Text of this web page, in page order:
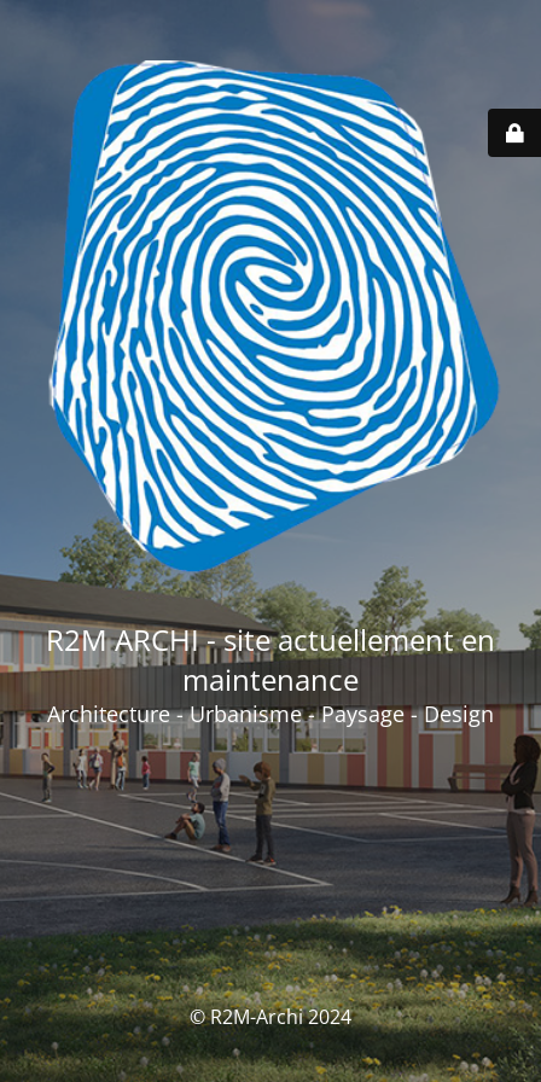
R2M ARCHI - site actuellement en
maintenance
Architecture - Urbanisme - Paysage - Design
© R2M-Archi 2024